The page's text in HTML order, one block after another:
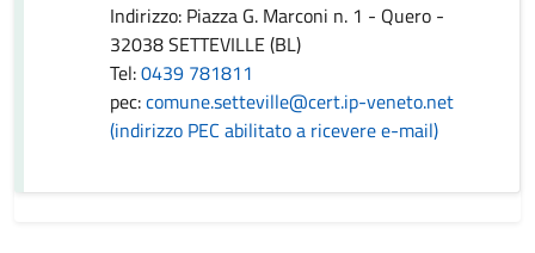
Indirizzo: Piazza G. Marconi n. 1 - Quero -
32038 SETTEVILLE (BL)
Tel:0439 781811
pec:comune.setteville@cert.ip-veneto.net
(indirizzo PEC abilitato a ricevere e-mail)